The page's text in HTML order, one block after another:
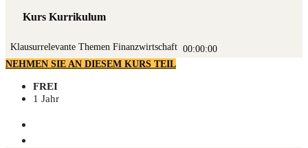
Kurs Kurrikulum
Klau­sur­re­le­van­te The­men Finanzwirtschaft 00:00:00
NEHMEN SIE AN DIESEM KURS TEIL
FREI
1 Jahr